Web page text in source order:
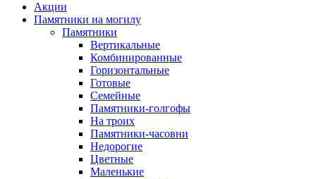
Акции
Памятники на могилу
Памятники
Вертикальные
Комбинированные
Горизонтальные
Готовые
Семейные
Памятники-голгофы
На троих
Памятники-часовни
Недорогие
Цветные
Маленькие